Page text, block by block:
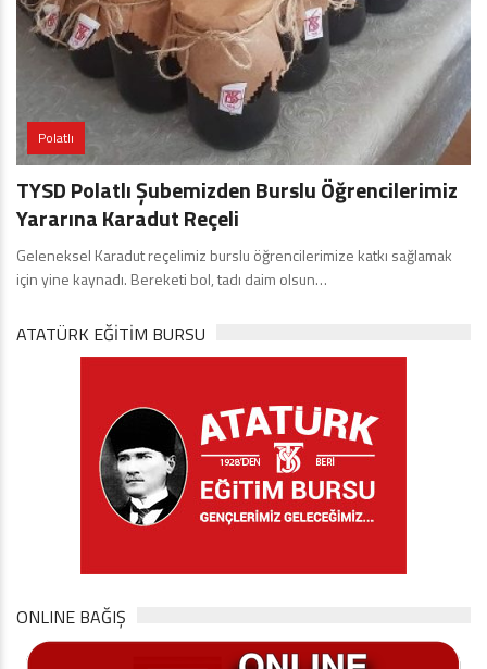
Polatlı
TYSD Polatlı Şubemizden Burslu Öğrencilerimiz
Yararına Karadut Reçeli
Geleneksel Karadut reçelimiz burslu öğrencilerimize katkı sağlamak
için yine kaynadı. Bereketi bol, tadı daim olsun…
ATATÜRK EĞITIM BURSU
ONLINE BAĞIŞ